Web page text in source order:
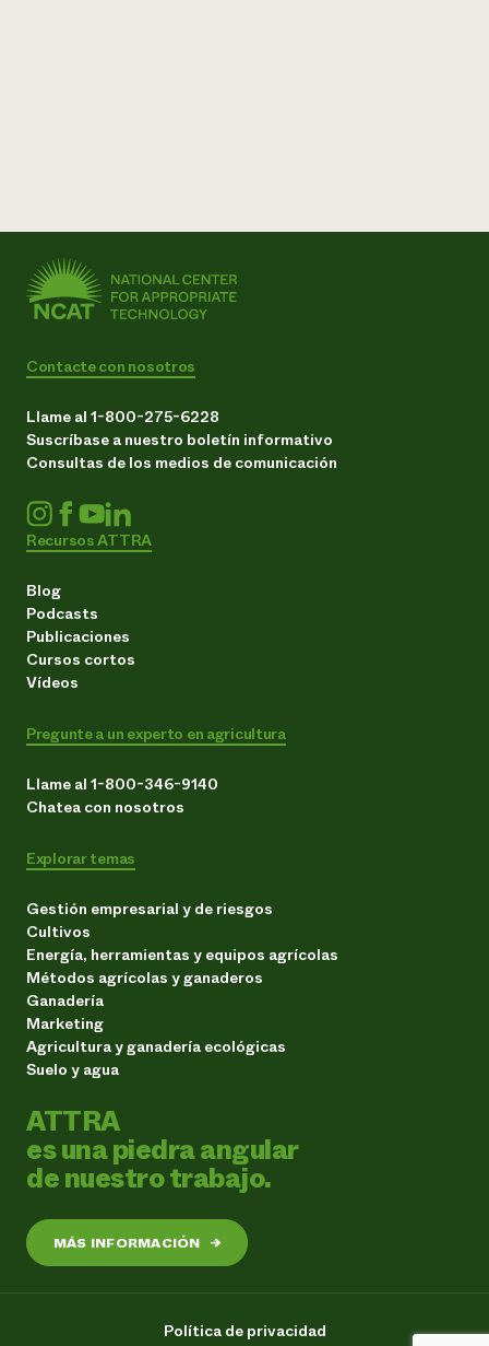
Contacte con nosotros
Llame al 1-800-275-6228
Suscríbase a nuestro boletín informativo
Consultas de los medios de comunicación
Recursos ATTRA
Blog
Podcasts
Publicaciones
Cursos cortos
Vídeos
Pregunte a un experto en agricultura
Llame al 1-800-346-9140
Chatea con nosotros
Explorar temas
Gestión empresarial y de riesgos
Cultivos
Energía, herramientas y equipos agrícolas
Métodos agrícolas y ganaderos
Ganadería
Marketing
Agricultura y ganadería ecológicas
Suelo y agua
ATTRA
es una piedra angular
de nuestro trabajo.
MÁS INFORMACIÓN →
Política de privacidad